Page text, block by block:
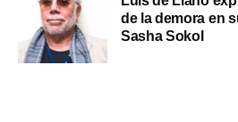
de la demora en
Sasha Sokol